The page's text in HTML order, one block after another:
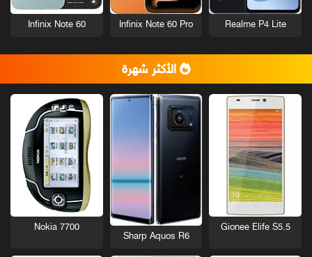
Realme P4 Lite
Infinix Note 60 Pro
Infinix Note 60
الأكثر شهرة
Gionee Elife S5.5
Sharp Aquos R6
Nokia 7700